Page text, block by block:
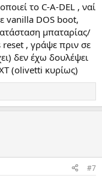
το C-A-DEL , ναί
vanilla DOS boot,
μπαταρίας/
, γράψε πριν σε
δεν έχω δουλέψει
(olivetti κυρίως)
#7